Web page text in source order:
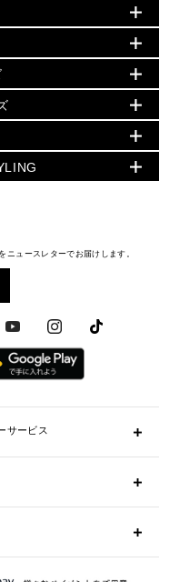
・シューズ除く)
ー
グ
物
ズ
ア
の他
べて
て
物
リー
ア
ム
グ
て
グ
グ
め掛け
ッグ
小物
て
三つ折り)
て
て
ツ
ター
て
ム
べて
て
テム
トケース
・名刺入れ
て
ー
ー
ュー
ュースレターでお届けします。
サービス
てもらえますか？
ですが？